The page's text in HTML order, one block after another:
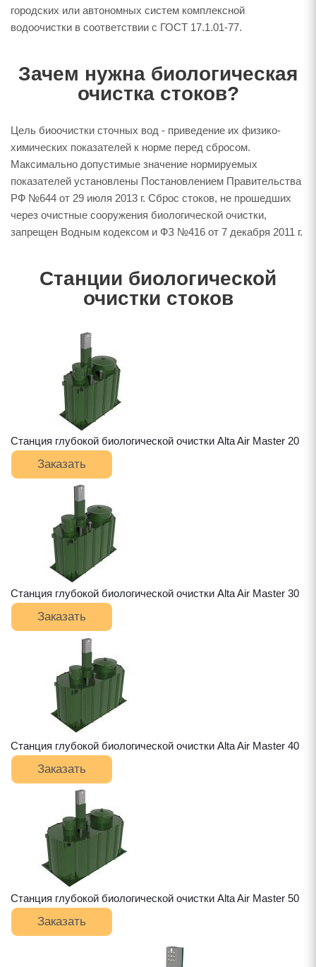
городских или автономных систем комплексной
водоочистки в соответствии с ГОСТ 17.1.01-77.
Зачем нужна биологическая
очистка стоков?
Цель биоочистки сточных вод - приведение их физико-
химических показателей к норме перед сбросом.
Максимально допустимые значение нормируемых
показателей установлены Постановлением Правительства
РФ №644 от 29 июля 2013 г. Сброс стоков, не прошедших
через очистные сооружения биологической очистки,
запрещен Водным кодексом и ФЗ №416 от 7 декабря 2011 г.
Станции биологической
очистки стоков
Станция глубокой биологической очистки Alta Air Master 20
Заказать
Станция глубокой биологической очистки Alta Air Master 30
Заказать
Станция глубокой биологической очистки Alta Air Master 40
Заказать
Станция глубокой биологической очистки Alta Air Master 50
Заказать